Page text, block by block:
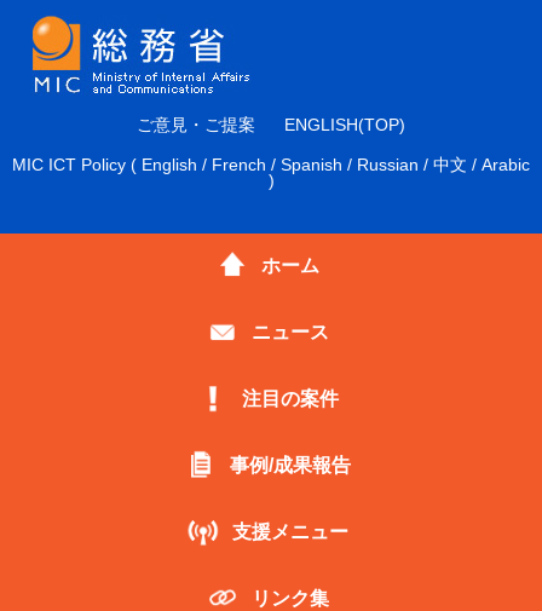
ご意見・ご提案 ENGLISH(TOP)
MIC ICT Policy ( English / French / Spanish / Russian / 中文 / Arabic
)
ホーム
ニュース
注目の案件
事例/成果報告
支援メニュー
リンク集